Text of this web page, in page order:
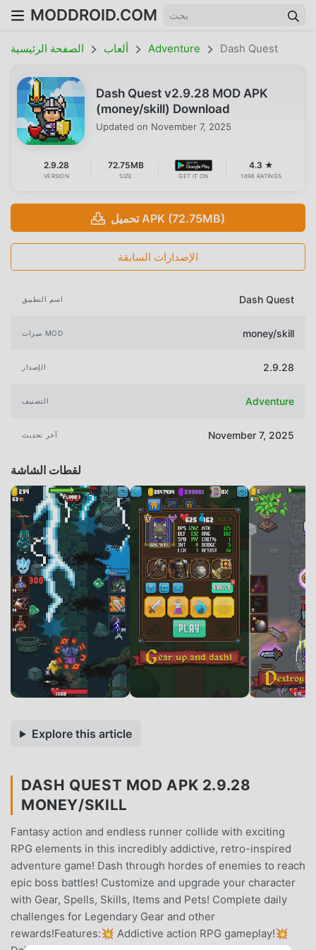
MODDROID.COM
الصفحة الرئيسية ألعاب Adventure Dash Quest
Dash Quest v2.9.28 MOD APK
(money/skill) Download
Updated on November 7, 2025
2.9.28
VERSION
72.75MB
SIZE GET IT ON
4.3 ★
1698 RATINGS
تحميل APK (72.75MB)
الإصدارات السابقة
اسم التطبيق Dash Quest
ميزات MOD money/skill
الإصدار 2.9.28
التصنيف Adventure
آخر تحديث November 7, 2025
لقطات الشاشة
Explore this article
DASH QUEST MOD APK 2.9.28
MONEY/SKILL
Fantasy action and endless runner collide with exciting
RPG elements in this incredibly addictive, retro-inspired
adventure game! Dash through hordes of enemies to reach
epic boss battles! Customize and upgrade your character
with Gear, Spells, Skills, Items and Pets! Complete daily
challenges for Legendary Gear and other
rewards!Features:💥 Addictive action RPG gameplay!💥